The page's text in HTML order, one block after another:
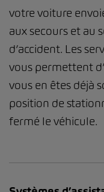
votre voiture
aux secours et au
d’accident. Les
vous permettent
vous en êtes déjà
position de
fermé le véhicule.